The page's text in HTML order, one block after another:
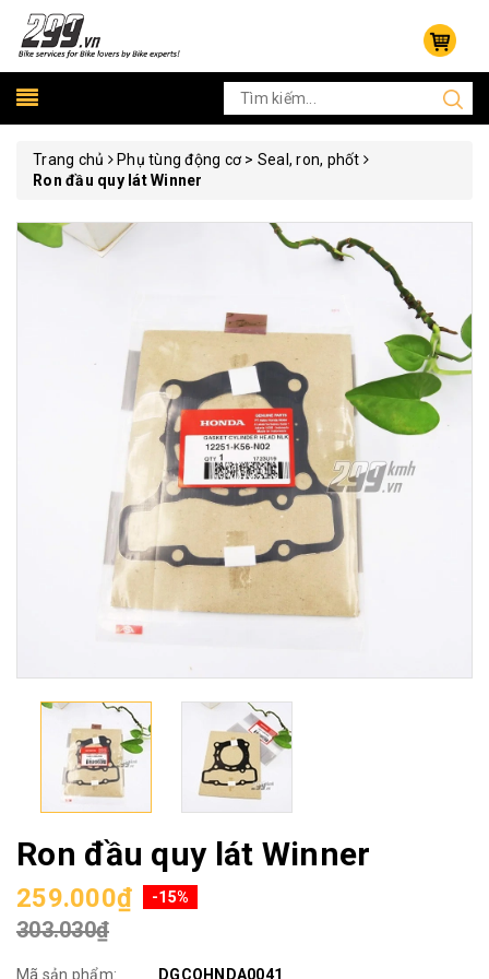
Trang chủ
Phụ tùng động cơ > Seal, ron, phốt
Ron đầu quy lát Winner
Ron đầu quy lát Winner
259.000₫ -15%
303.030₫
Mã sản phẩm: DGCOHNDA0041